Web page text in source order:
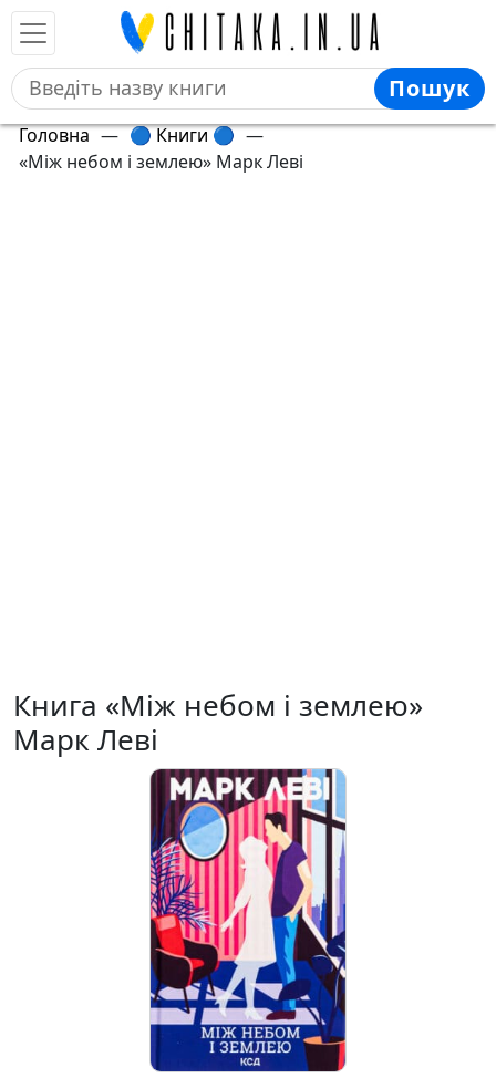
Пошук
Головна — 🔵 Книги 🔵 —
«Між небом і землею» Марк Леві
Книга «Між небом і землею»
Марк Леві